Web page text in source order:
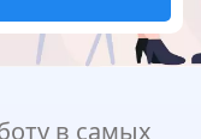
в самых